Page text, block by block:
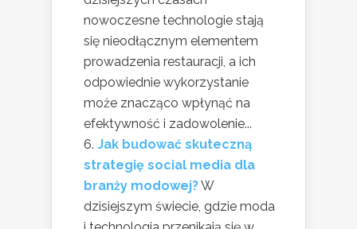
nowoczesne technologie stają
się nieodłącznym elementem
prowadzenia restauracji, a ich
odpowiednie wykorzystanie
może znacząco wpłynąć na
efektywność i zadowolenie...
Jak budować skuteczną
strategię social media dla
branży modowej?W
dzisiejszym świecie, gdzie moda